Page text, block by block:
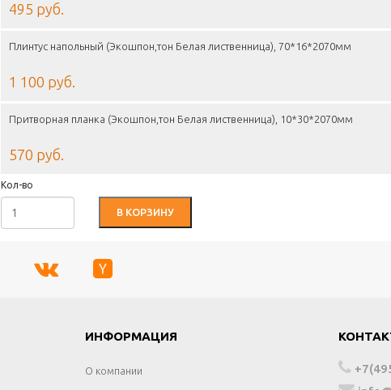
495 руб.
Плинтус напольный (Экошпон,тон Белая лиственница), 70*16*2070мм
1 100 руб.
Притворная планка (Экошпон,тон Белая лиственница), 10*30*2070мм
570 руб.
Кол-во
В КОРЗИНУ
ИНФОРМАЦИЯ
О компании